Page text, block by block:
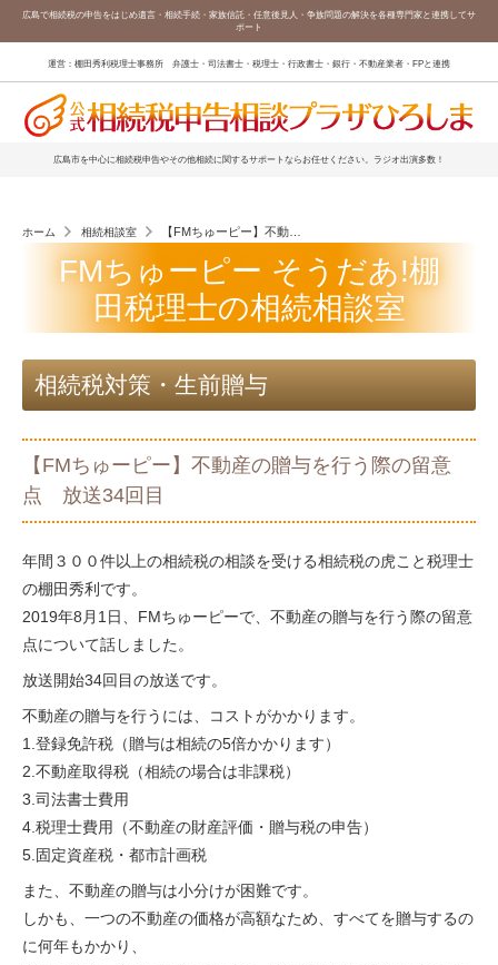
広島で相続税の申告をはじめ遺言・相続手続・家族信託・任意後見人・争族問題の解決を各種専門家と連携してサ
ポート
運営：棚田秀利税理士事務所 弁護士・司法書士・税理士・行政書士・銀行・不動産業者・FPと連携
広島市を中心に相続税申告やその他相続に関するサポートならお任せください。ラジオ出演多数！
ホーム 相続相談室 【FMちゅーピー】不動産の贈与を行う際の留意点 放送34
FMちゅーピー そうだあ!棚
田税理士の相続相談室
相続税対策・生前贈与
【FMちゅーピー】不動産の贈与を行う際の留意
点 放送34回目
年間３００件以上の相続税の相談を受ける相続税の虎こと税理士
の棚田秀利です。
2019年8月1日、FMちゅーピーで、不動産の贈与を行う際の留意
点について話しました。
放送開始34回目の放送です。
不動産の贈与を行うには、コストがかかります。
1.登録免許税（贈与は相続の5倍かかります）
2.不動産取得税（相続の場合は非課税）
3.司法書士費用
4.税理士費用（不動産の財産評価・贈与税の申告）
5.固定資産税・都市計画税
また、不動産の贈与は小分けが困難です。
しかも、一つの不動産の価格が高額なため、すべてを贈与するの
に何年もかかり、